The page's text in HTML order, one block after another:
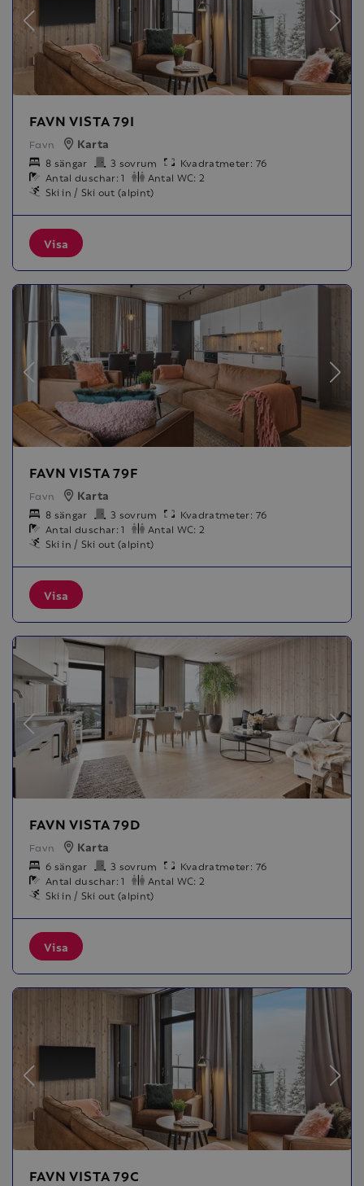
FAVN VISTA 79I
Favn Karta
8 sängar 3 sovrum
Kvadratmeter: 76
Antal duschar: 1
Antal WC: 2
Ski in / Ski out (alpint)
Visa
FAVN VISTA 79F
Favn Karta
8 sängar 3 sovrum
Kvadratmeter: 76
Antal duschar: 1
Antal WC: 2
Ski in / Ski out (alpint)
Visa
FAVN VISTA 79D
Favn Karta
6 sängar 3 sovrum
Kvadratmeter: 76
Antal duschar: 1
Antal WC: 2
Ski in / Ski out (alpint)
Visa
FAVN VISTA 79C